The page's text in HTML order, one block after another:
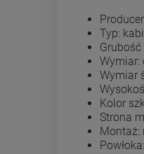
Typ:
Grubość
Wymiar
Kolor
Strona
Montaż: